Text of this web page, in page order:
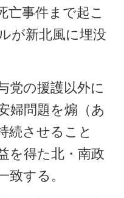
亡事件まで起こ
が新北風に埋没
党の援護以外に
婦問題を煽（あ
続させること
を得た北・南政
致する。